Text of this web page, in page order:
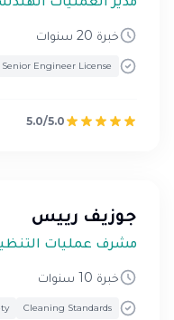
خبرة 20 سنوات
Senior Engineer License
5.0/5.0
جوزيف رييس
مشرف عمليات
خبرة 10 سنوات
Cleaning Standards